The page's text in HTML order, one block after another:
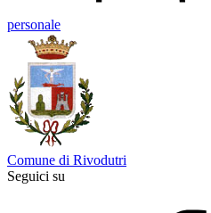
personale
Comune di Rivodutri
Seguici su